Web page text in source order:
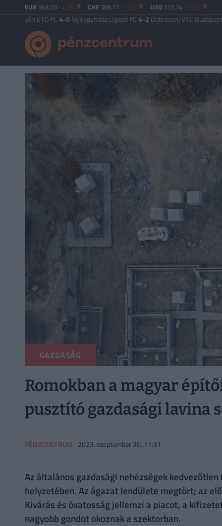
EUR 363.03 -2.39 CHF 388.77 -1.56 USD 313.74 -3.23
ETO FC4-0Nyíregyháza|Újpest FC4-2Debreceni VSC|Budapest Honvéd
GAZDASÁG
Romokban a magyar
pusztító gazdasági lavina
PÉNZCENTRUM 2023. szeptember 20. 11:31
Az általános gazdasági nehézségek
helyzetében. Az ágazat lendülete megtört; az
Kivárás és óvatosság jellemzi a piacot, a
nagyobb gondot okoznak a szektorban.